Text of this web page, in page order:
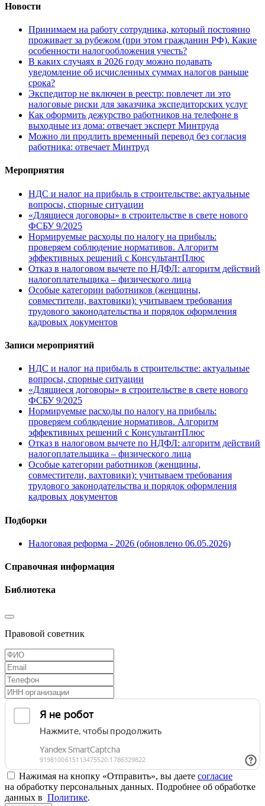
Новости
Принимаем на работу сотрудника, который постоянно
проживает за рубежом (при этом гражданин РФ). Какие
особенности налогообложения учесть?
В каких случаях в 2026 году можно подавать
уведомление об исчисленных суммах налогов раньше
срока?
Экспедитор не включен в реестр: повлечет ли это
налоговые риски для заказчика экспедиторских услуг
Как оформить дежурство работников на телефоне в
выходные из дома: отвечает эксперт Минтруда
Можно ли продлить временный перевод без согласия
работника: отвечает Минтруд
Мероприятия
НДС и налог на прибыль в строительстве: актуальные
вопросы, спорные ситуации
«Длящиеся договоры» в строительстве в свете нового
ФСБУ 9/2025
Нормируемые расходы по налогу на прибыль:
проверяем соблюдение нормативов. Алгоритм
эффективных решений с КонсультантПлюс
Отказ в налоговом вычете по НДФЛ: алгоритм действий
налогоплательщика – физического лица
Особые категории работников (женщины,
совместители, вахтовики): учитываем требования
трудового законодательства и порядок оформления
кадровых документов
Записи мероприятий
НДС и налог на прибыль в строительстве: актуальные
вопросы, спорные ситуации
«Длящиеся договоры» в строительстве в свете нового
ФСБУ 9/2025
Нормируемые расходы по налогу на прибыль:
проверяем соблюдение нормативов. Алгоритм
эффективных решений с КонсультантПлюс
Отказ в налоговом вычете по НДФЛ: алгоритм действий
налогоплательщика – физического лица
Особые категории работников (женщины,
совместители, вахтовики): учитываем требования
трудового законодательства и порядок оформления
кадровых документов
Подборки
Налоговая реформа - 2026 (обновлено 06.05.2026)
Справочная информация
Библиотека
Правовой советник
Нажимая на кнопку «Отправить», вы даете согласие
на обработку персональных данных. Подробнее об обработке
данных в Политике.